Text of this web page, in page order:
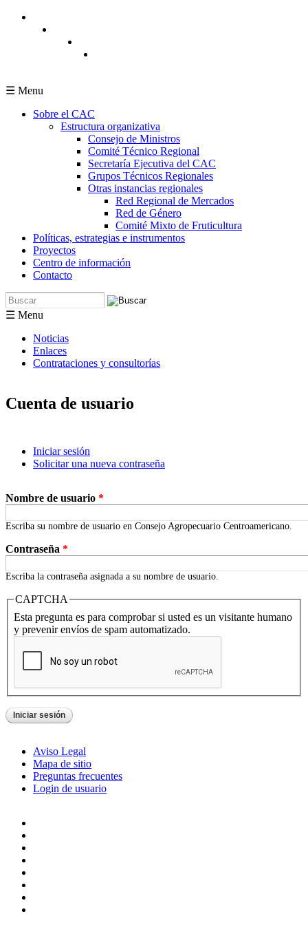
Pasar al contenido principal
☰ Menu
Sobre el CAC
Estructura organizativa
Consejo de Ministros
Comité Técnico Regional
Secretaría Ejecutiva del CAC
Grupos Técnicos Regionales
Otras instancias regionales
Red Regional de Mercados
Red de Género
Comité Mixto de Fruticultura
Políticas, estrategias e instrumentos
Proyectos
Centro de información
Contacto
Formulario de búsqueda
Buscar
☰ Menu
Noticias
Enlaces
Contrataciones y consultorías
Cuenta de usuario
Solapas principales
Iniciar sesión
Solicitar una nueva contraseña
Nombre de usuario *
Escriba su nombre de usuario en Consejo Agropecuario Centroamericano.
Contraseña *
Escriba la contraseña asignada a su nombre de usuario.
CAPTCHA
Esta pregunta es para comprobar si usted es un visitante humano
y prevenir envíos de spam automatizado.
Aviso Legal
Mapa de sitio
Preguntas frecuentes
Login de usuario